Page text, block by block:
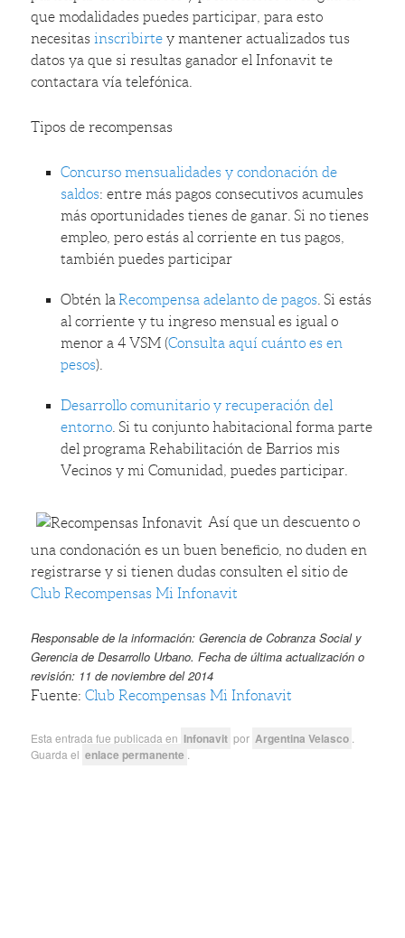
que modalidades puedes participar, para esto
necesitasinscribirte y mantener actualizados tus
datos ya que si resultas ganador el Infonavit te
contactara vía telefónica.
Tipos de recompensas
Concurso mensualidades y condonación de
saldos: entre más pagos consecutivos acumules
más oportunidades tienes de ganar. Si no tienes
empleo, pero estás al corriente en tus pagos,
también puedes participar
Obtén la Recompensa adelanto de pagos. Si estás
al corriente y tu ingreso mensual es igual o
menor a 4 VSM (Consulta aquí cuánto es en
pesos).
Desarrollo comunitario y recuperación del
entorno. Si tu conjunto habitacional forma parte
del programa Rehabilitación de Barrios mis
Vecinos y mi Comunidad, puedes participar.
Así que un descuento o
una condonación es un buen beneficio, no duden en
registrarse y si tienen dudas consulten el sitio de
Club Recompensas Mi Infonavit
Responsable de la información:Gerencia de Cobranza Social y
Gerencia de Desarrollo Urbano.Fecha de última actualización o
revisión: 11 de noviembre del 2014
Fuente:Club Recompensas Mi Infonavit
Esta entrada fue publicada en Infonavit por Argentina Velasco
Guarda el enlace permanente